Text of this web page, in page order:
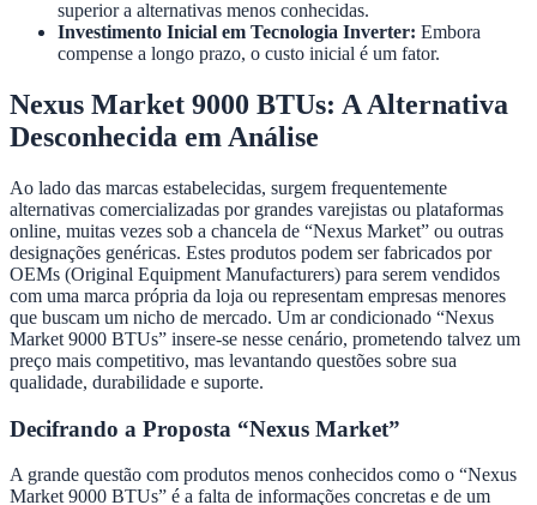
superior a alternativas menos conhecidas.
Investimento Inicial em Tecnologia Inverter: Embora
compense a longo prazo, o custo inicial é um fator.
Nexus Market 9000 BTUs: A Alternativa
Desconhecida em Análise
Ao lado das marcas estabelecidas, surgem frequentemente
alternativas comercializadas por grandes varejistas ou plataformas
online, muitas vezes sob a chancela de “Nexus Market” ou outras
designações genéricas. Estes produtos podem ser fabricados por
OEMs (Original Equipment Manufacturers) para serem vendidos
com uma marca própria da loja ou representam empresas menores
que buscam um nicho de mercado. Um ar condicionado “Nexus
Market 9000 BTUs” insere-se nesse cenário, prometendo talvez um
preço mais competitivo, mas levantando questões sobre sua
qualidade, durabilidade e suporte.
Decifrando a Proposta “Nexus Market”
A grande questão com produtos menos conhecidos como o “Nexus
Market 9000 BTUs” é a falta de informações concretas e de um